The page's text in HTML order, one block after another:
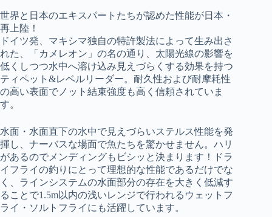
¥770
–
世界と日本のエキスパートたちが認めた性能が日本・
再上陸！
ドイツ発、マキシマ独自の特許製法によって生み出さ
れた、「カメレオン」の名の通り、太陽光線の影響を
低くしつつ水中へ溶け込み見えづらくする効果を持つ
ティペット&レベルリーダー。耐久性および耐摩耗性
の高い表面でノット結束強度も高く信頼されていま
す。
水面・水面直下の水中で見えづらいステルス性能を発
揮し、ナーバスな場面で魚たちを驚かせません。ハリ
があるのでメンディングもビシッと決まります！ドラ
イフライの釣りにとって理想的な性能であるだけでな
く、ラインシステムの水面部分の存在を大きく低減す
ることで1.5m以内の浅いレンジで行われるウェットフ
ライ・ソルトフライにも活躍しています。